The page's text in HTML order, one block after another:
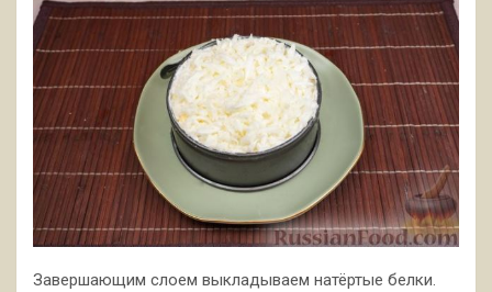
Завершающим слоем выкладываем натёртые белки.